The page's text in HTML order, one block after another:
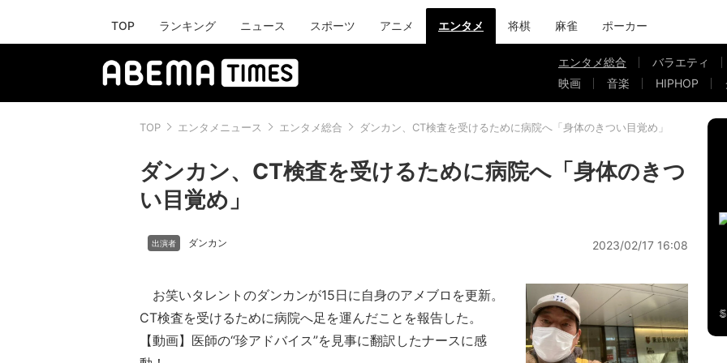
TOP ランキング ニュース スポーツ アニメ エンタメ 将棋 麻雀 ポーカー
エンタメ総合
バラエティ
映画
音楽 HIPHOP
TOP エンタメニュース エンタメ総合 ダンカン、CT検査を受けるために病院へ「身体のきつい目覚め」
ダンカン、CT検査を受けるために病院へ「身体のきつ
い目覚め」
ダンカン 2023/02/17 16:08
お笑いタレントのダンカンが15日に自身のアメブロを更新。
CT検査を受けるために病院へ足を運んだことを報告した。
【動画】医師の“珍アドバイス”を見事に翻訳したナースに感